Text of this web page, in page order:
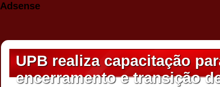
Adsense
UPB realiza capacitação
encerramento e transição